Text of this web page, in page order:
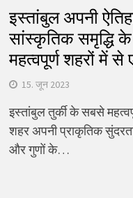
इस्तांबुल अपनी
सांस्कृतिक समृद्धि
महत्वपूर्ण शहरों में से
15. जून 2023
इस्तांबुल तुर्की के सबसे
शहर अपनी प्राकृतिक
और गुणों के…